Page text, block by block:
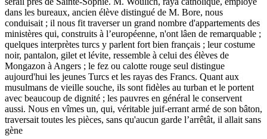
dans les bureaux, ancien élève distingué de M. Bore, nous
conduisait ; il nous fit traverser un grand nombre d'appartements des
ministères qui, construits à l’européenne, n'ont lâen de remarquable ;
quelques interprètes turcs y parlent fort bien français ; leur costume
noir, pantalon, gilet et lévite, ressemble à celui des élèves de
Mongazon à Angers ; le fez ou calotte rouge seul distingue
aujourd'hui les jeunes Turcs et les rayas des Francs. Quant aux
musulmans de vieille souche, ils sont fidèles au turban et le portent
avec beaucoup de dignité ; les pauvres en général le conservent
aussi. Nous en vîmes un, qui, véritable juif-errant armé de son bâton,
traversait toutes les pièces, sans qu'aucun garde l’arrêtât, il allait sans
gène